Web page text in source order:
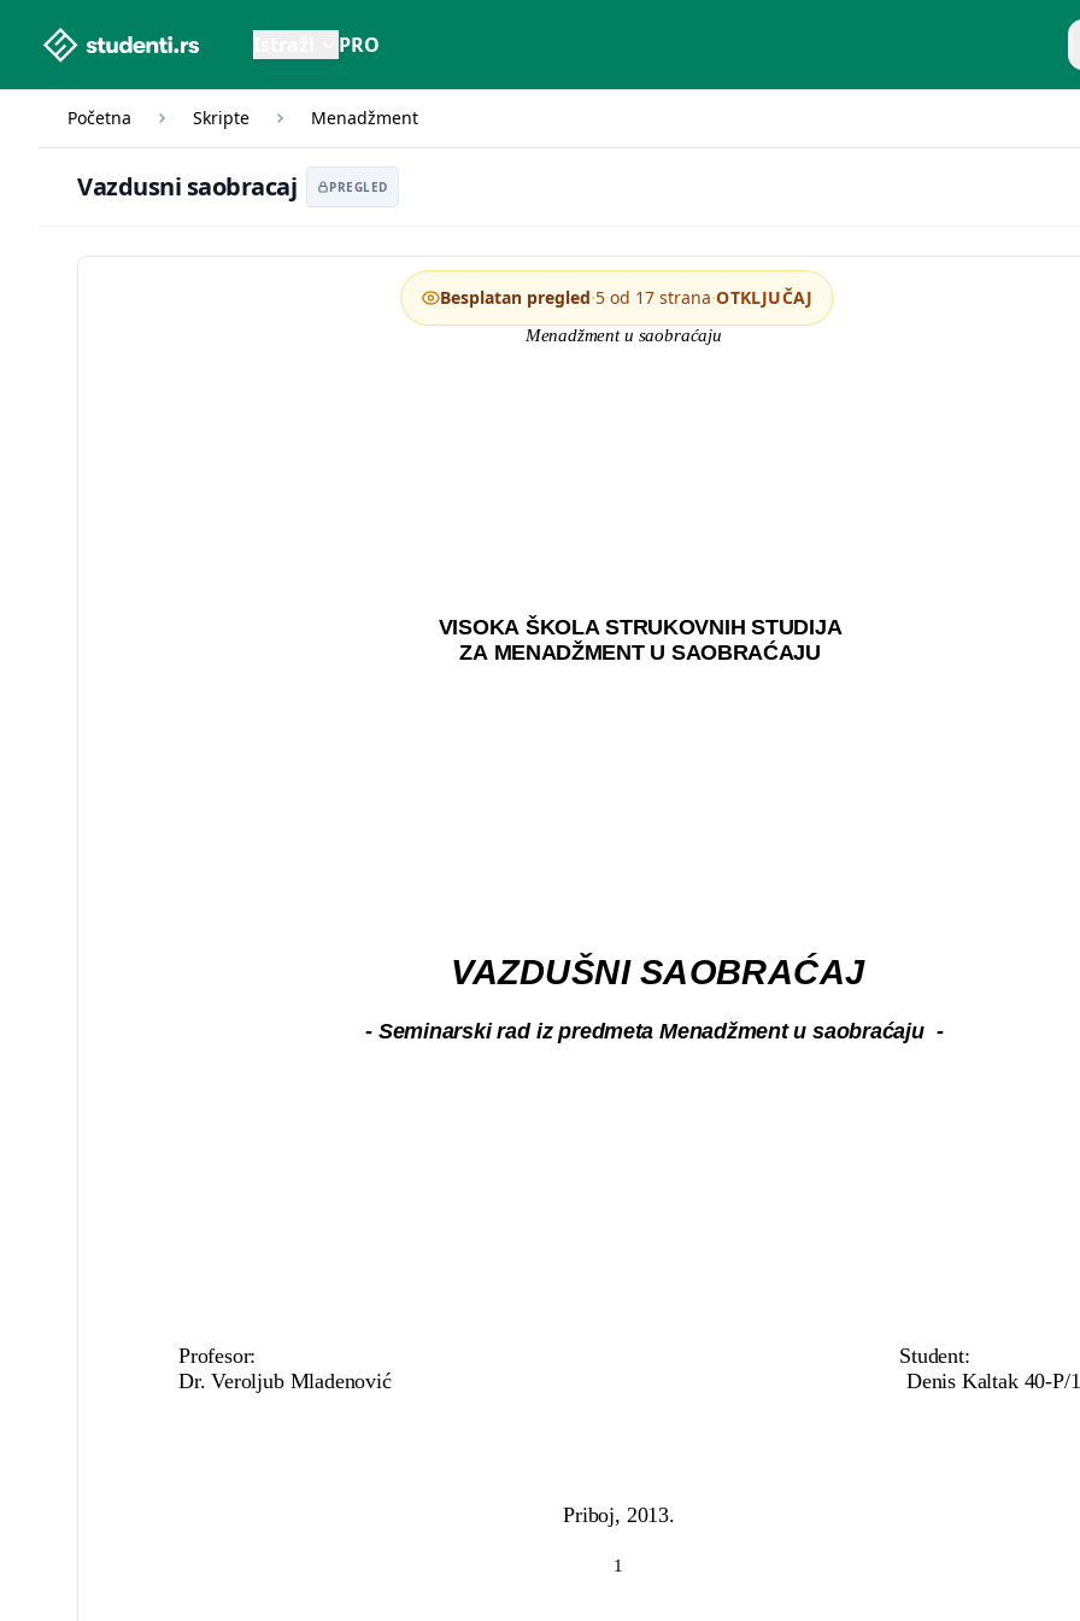
studenti.rs home page PRO
Početna Skripte Menadžment
Vazdusni saobracaj
Vazdusni saobracaj PREGLED
Menadžment u saobraćaju
VISOKA ŠKOLA STRUKOVNIH STUDIJA
ZA MENADŽMENT U SAOBRAĆAJU
VAZDUŠNI SAOBRAĆAJ
- Seminarski rad iz predmeta Menadžment u saobraćaju -
Profesor: Student:
Dr. Veroljub Mladenović Denis Kaltak 40-P/
Priboj, 2013.
1
Besplatan pregled·5 od 17 strana·OTKLJUČAJ